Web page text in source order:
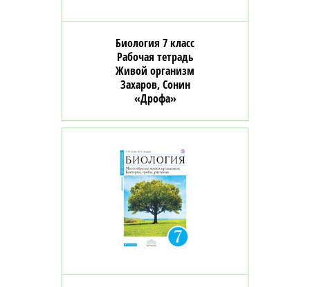
Биология 7 класс
Рабочая тетрадь
Живой организм
Захаров, Сонин
«Дрофа»